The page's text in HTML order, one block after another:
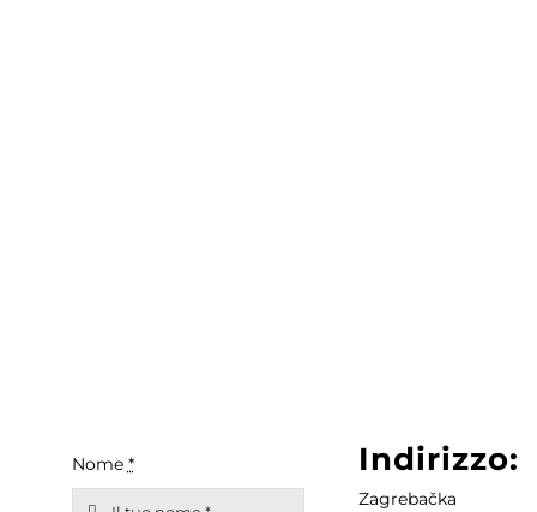
Nome * Indirizzo:
Zagrebačka